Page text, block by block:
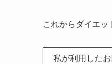
これからダイエッ
私が利用した